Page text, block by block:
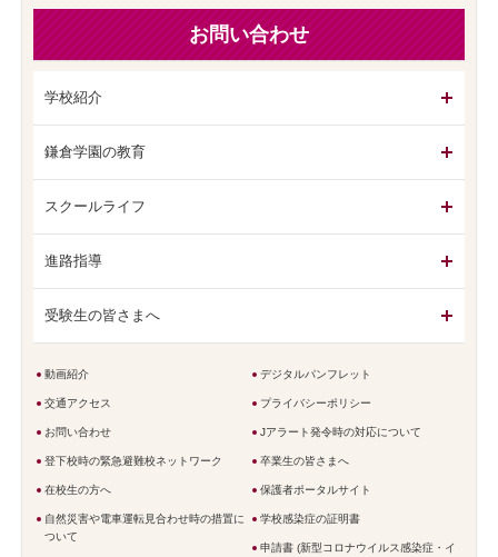
お問い合わせ
学校紹介
鎌倉学園の教育
スクールライフ
進路指導
受験生の皆さまへ
動画紹介 デジタルパンフレット
交通アクセス プライバシーポリシー
お問い合わせ Jアラート発令時の対応について
登下校時の緊急避難校ネットワーク 卒業生の皆さまへ
在校生の方へ 保護者ポータルサイト
自然災害や電車運転見合わせ時の措置に
ついて
学校感染症の証明書
申請書 (新型コロナウイルス感染症・イ